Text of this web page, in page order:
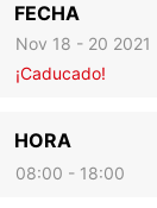
FECHA
Nov 18 - 20 2021
¡Caducado!
HORA
08:00 - 18:00